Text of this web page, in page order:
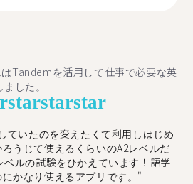
はTandemを活用して仕事で必要な英
した。
starstarstar
ていたのを変えたくて利用しはじめ
うじて使えるくらいのA2レベルだ
ベルの試験をひかえています！語学
かなり使えるアプリです。"